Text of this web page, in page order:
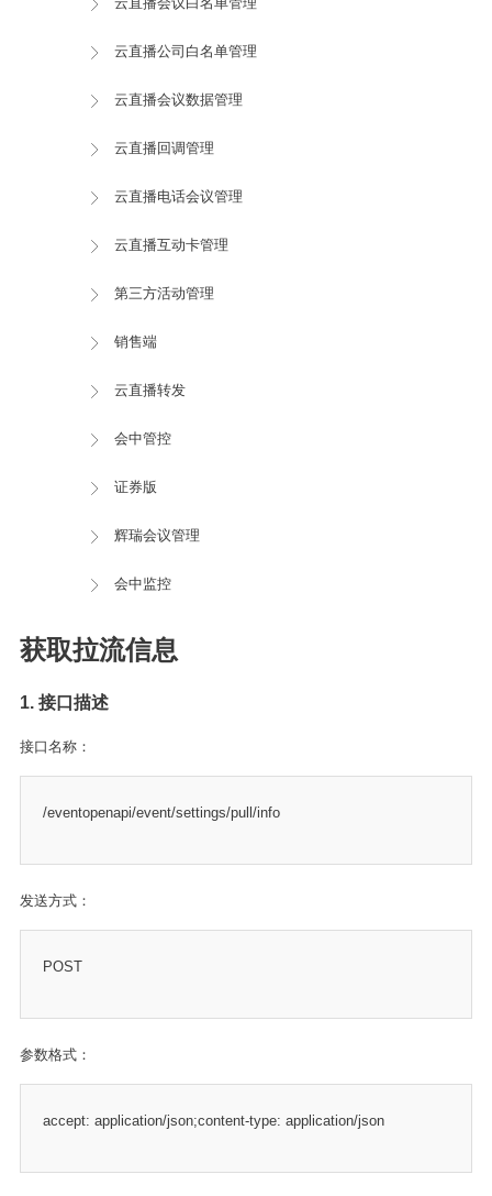
云直播公司白名单管理
云直播会议数据管理
云直播回调管理
云直播电话会议管理
云直播互动卡管理
第三方活动管理
销售端
云直播转发
会中管控
证券版
辉瑞会议管理
会中监控
获取拉流信息
1. 接口描述
接口名称：
/eventopenapi/event/settings/pull/info
发送方式：
POST
参数格式：
accept: application/json;content-type: application/json